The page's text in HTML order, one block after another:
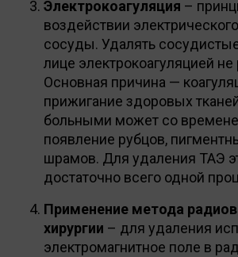
Электрокоагуляция –
воздействии
сосуды. Удалять
лице электрокоагуляцией
Основная причина —
прижигание здоровых
больными может со
появление рубцов,
шрамов. Для удаления ТАЭ
достаточно всего одной
Применение метода
хирургии – для удаления
электромагнитное поле в